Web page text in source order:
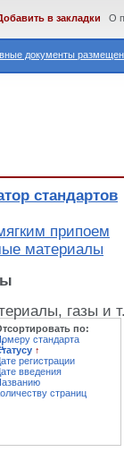
документы
в закладки О
стандартов
припоем
материалы
газы и
по:
стандарта
↑
регистрации
введения
страниц